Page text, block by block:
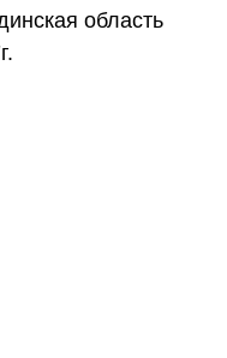
область